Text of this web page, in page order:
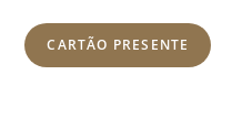
CARTÃO PRESENTE